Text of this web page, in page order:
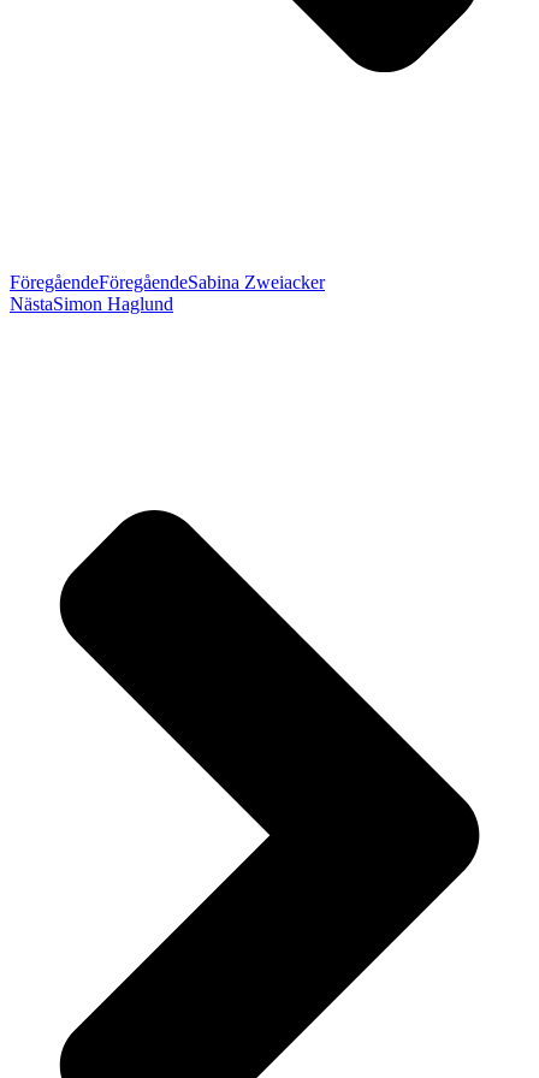
FöregåendeFöregåendeSabina Zweiacker
NästaSimon Haglund